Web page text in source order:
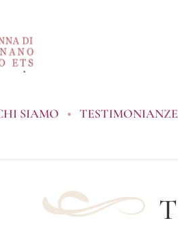
SIAMO